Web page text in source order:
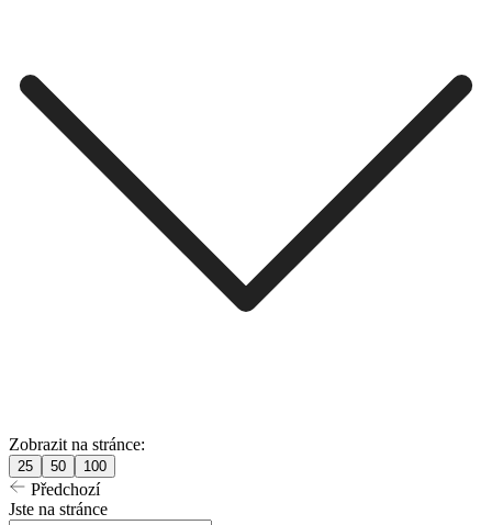
Zobrazit na stránce:
25 50 100
Předchozí
Jste na stránce